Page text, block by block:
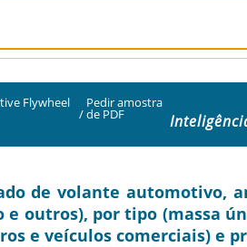
Flywheel
/
Pedir amostra
de PDF
de volante automotivo,
outros), por tipo (massa
e veículos comerciais) e